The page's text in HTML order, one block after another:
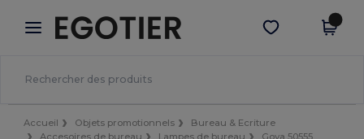
× Appli Egotier
Meilleurs prix sur l’app !
Obtenir l'appli
Accueil Objets promotionnels
Bureau & Ecriture
Accesoires de bureau
Lampes de bureau Goya 50555